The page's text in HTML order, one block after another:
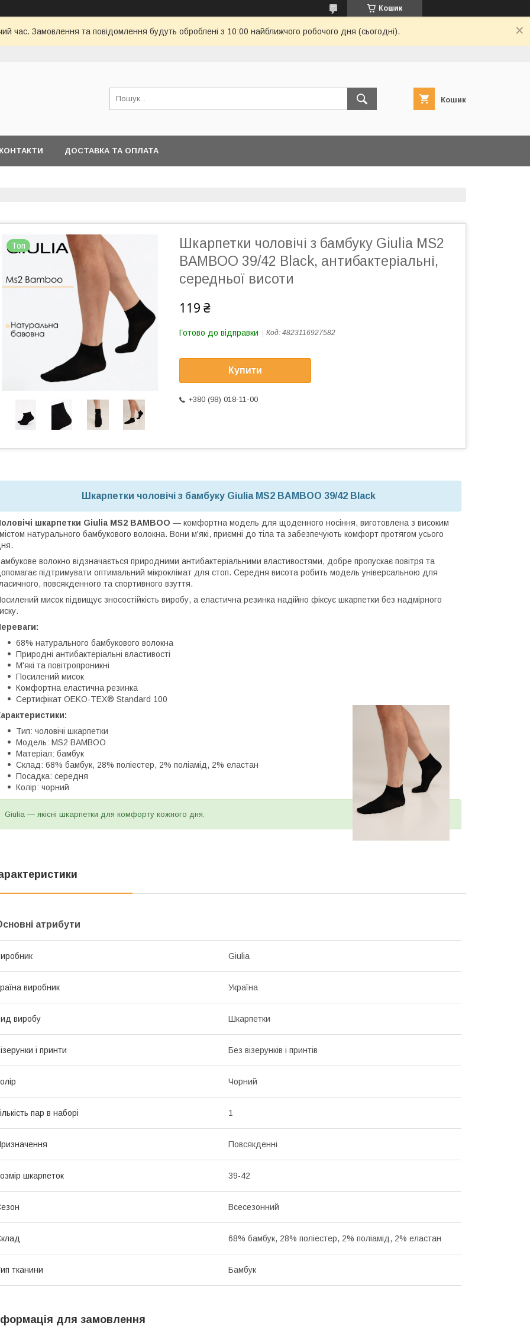
Кошик
час. Замовлення та повідомлення будуть оброблені з 10:00 найближчого робочого дня (сьогодні).
Кошик
КОНТАКТИ ДОСТАВКА ТА ОПЛАТА
Топ
Шкарпетки чоловічі з бамбуку Giulia MS2
BAMBOO 39/42 Black, антибактеріальні,
середньої висоти
119 ₴
Готово до відправки Код: 4823116927582
Купити
+380 (98) 018-11-00
Шкарпетки чоловічі з бамбуку Giulia MS2 BAMBOO 39/42 Black
шкарпетки Giulia MS2 BAMBOO — комфортна модель для щоденного носіння, виготовлена з високим
натурального бамбукового волокна. Вони м'які, приємні до тіла та забезпечують комфорт протягом усього
волокно відзначається природними антибактеріальними властивостями, добре пропускає повітря та
підтримувати оптимальний мікроклімат для стоп. Середня висота робить модель універсальною для
повсякденного та спортивного взуття.
мисок підвищує зносостійкість виробу, а еластична резинка надійно фіксує шкарпетки без надмірного
68% натурального бамбукового волокна
Природні антибактеріальні властивості
М'які та повітропроникні
Посилений мисок
Комфортна еластична резинка
Сертифікат OEKO-TEX® Standard 100
Тип: чоловічі шкарпетки
Модель: MS2 BAMBOO
Матеріал: бамбук
Склад: 68% бамбук, 28% поліестер, 2% поліамід, 2% еластан
Посадка: середня
Колір: чорний
Giulia — якісні шкарпетки для комфорту кожного дня.
атрибути
Giulia
виробник Україна
виробу Шкарпетки
і принти Без візерунків і принтів
Чорний
пар в наборі 1
Повсякденні
шкарпеток 39-42
Всесезонний
68% бамбук, 28% поліестер, 2% поліамід, 2% еластан
тканини Бамбук
для замовлення